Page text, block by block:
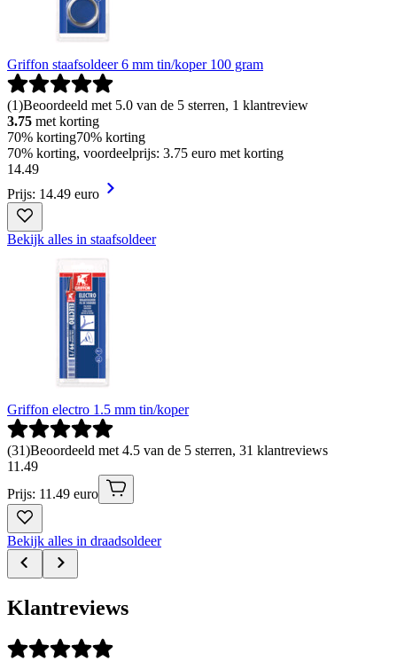
Griffon staafsoldeer 6 mm tin/koper 100 gram
(1)Beoordeeld met 5.0 van de 5 sterren, 1 klantreview
3.75 met korting
70% korting70% korting
70% korting, voordeelprijs: 3.75 euro met korting
14.49
Prijs: 14.49 euro
Bekijk alles in staafsoldeer
Griffon electro 1.5 mm tin/koper
(31)Beoordeeld met 4.5 van de 5 sterren, 31 klantreviews
11 .49
Prijs: 11.49 euro
Bekijk alles in draadsoldeer
Klantreviews